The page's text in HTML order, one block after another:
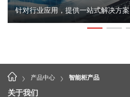
针对行业应用，提供一站式解决方案
> 产品中心 > 智能柜产品
关于我们